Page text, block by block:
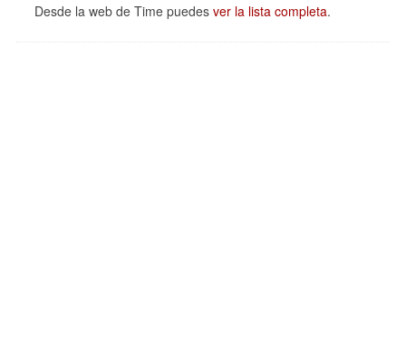
Desde la web de Time puedes ver la lista completa.